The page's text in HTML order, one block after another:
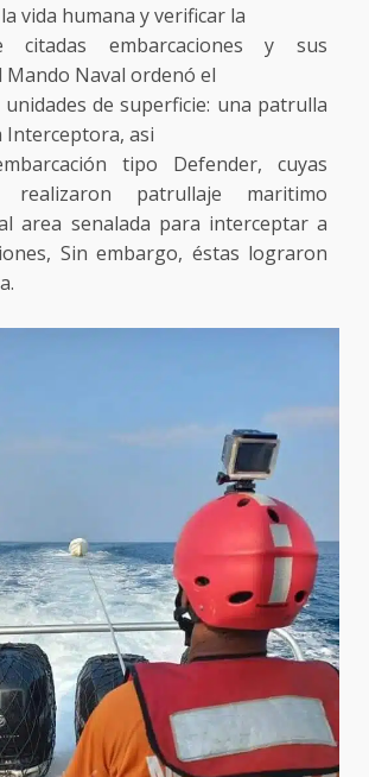
vida humana y verificar la
citadas embarcaciones y sus
Naval ordenó el
de superficie: una patrulla
Interceptora, asi
tipo Defender, cuyas
realizaron patrullaje maritimo
area senalada para interceptar a
Sin embargo, éstas lograron